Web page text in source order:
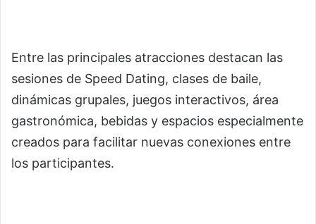
Entre las principales atracciones destacan las
sesiones de Speed Dating, clases de baile,
dinámicas grupales, juegos interactivos, área
gastronómica, bebidas y espacios especialmente
creados para facilitar nuevas conexiones entre
los participantes.